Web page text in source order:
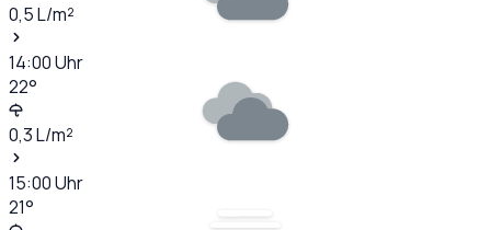
0,5L/m²
14:00Uhr
22°
0,3L/m²
15:00Uhr
21°